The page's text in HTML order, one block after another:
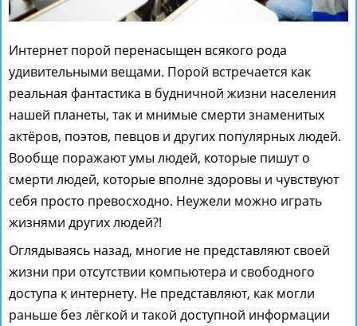
Интернет порой перенасыщен всякого рода
удивительными вещами. Порой встречается как
реальная фантастика в будничной жизни населения
нашей планеты, так и мнимые смерти знаменитых
актёров, поэтов, певцов и других популярных людей.
Вообще поражают умы людей, которые пишут о
смерти людей, которые вполне здоровы и чувствуют
себя просто превосходно. Неужели можно играть
жизнями других людей?!
Оглядываясь назад, многие не представляют своей
жизни при отсутствии компьютера и свободного
доступа к интернету. Не представляют, как могли
раньше без лёгкой и такой доступной информации